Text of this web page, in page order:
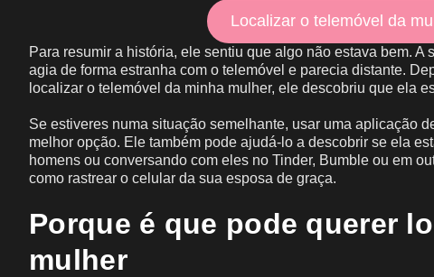
Localizar o telemóvel da
Para resumir a história, ele sentiu que algo não estava bem. A
agia de forma estranha com o telemóvel e parecia distante.
localizar o telemóvel da minha mulher, ele descobriu que ela
Se estiveres numa situação semelhante, usar uma aplicação
melhor opção. Ele também pode ajudá-lo a descobrir se ela
homens ou conversando com eles no Tinder, Bumble ou em
como rastrear o celular da sua esposa de graça.
Porque é que pode querer
mulher